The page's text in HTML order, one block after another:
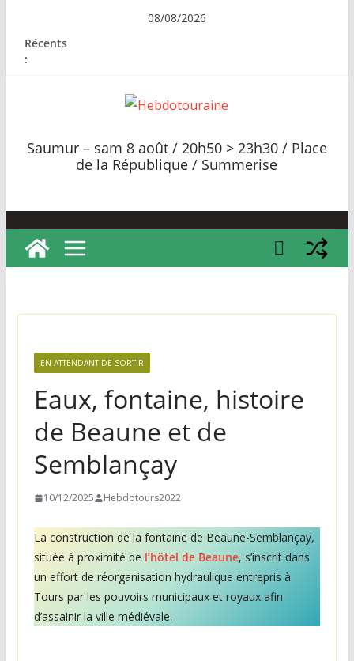
contenu
08/08/2026
Récents
:
e
b
o
t
u
a
n
,
v
s
i
é
e
s
s
o
Saumur – sam 8 août / 20h50 > 23h30 / Place
de la République / Summerise
EN ATTENDANT DE SORTIR
Eaux, fontaine, histoire
de Beaune et de
Semblançay
10/12/2025 Hebdotours2022
La construction de la fontaine de Beaune-Semblançay,
située à proximité de l’hôtel de Beaune, s’inscrit dans
un effort de réorganisation hydraulique entrepris à
Tours par les pouvoirs municipaux et royaux afin
d’assainir la ville médiévale.